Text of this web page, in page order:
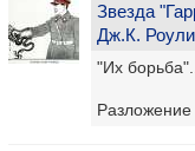
Звезда
Дж.К.
"Их